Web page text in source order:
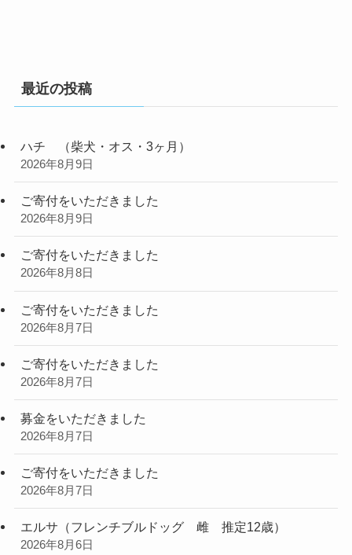
最近の投稿
ハチ （柴犬・オス・3ヶ月）
2026年8月9日
ご寄付をいただきました
2026年8月9日
ご寄付をいただきました
2026年8月8日
ご寄付をいただきました
2026年8月7日
ご寄付をいただきました
2026年8月7日
募金をいただきました
2026年8月7日
ご寄付をいただきました
2026年8月7日
エルサ（フレンチブルドッグ 雌 推定12歳）
2026年8月6日